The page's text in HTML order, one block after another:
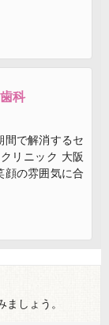
科
間で解消するセ
リニック 大阪
顔の雰囲気に合
しょう。